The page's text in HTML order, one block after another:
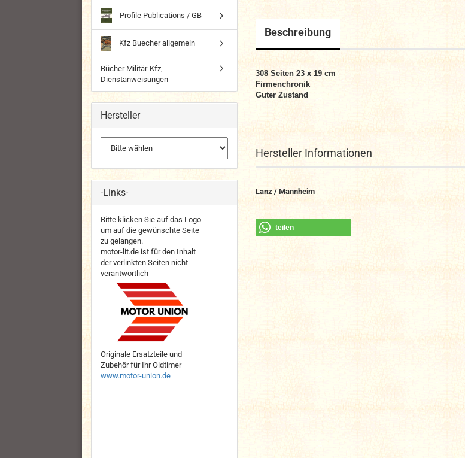
Beschreibung
308 Seiten 23 x 19 cm
Firmenchronik
Guter Zustand
Hersteller Informationen
Lanz / Mannheim
teilen
Profile Publications / GB
Kfz Buecher allgemein
Bücher Militär-Kfz,
Dienstanweisungen
Hersteller
-Links-
Bitte klicken Sie auf das Logo
um auf die gewünschte Seite
zu gelangen.
motor-lit.de ist für den Inhalt
der verlinkten Seiten nicht
verantwortlich
Originale Ersatzteile und
Zubehör für Ihr Oldtimer
www.motor-union.de